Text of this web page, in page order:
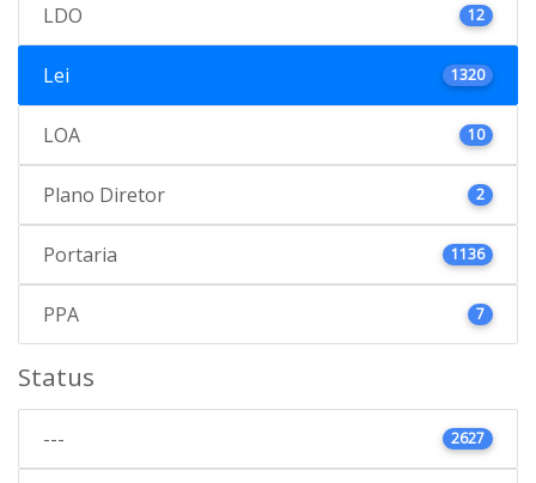
LDO 12
Lei 1320
LOA 10
Plano Diretor 2
Portaria 1136
PPA 7
Status
--- 2627